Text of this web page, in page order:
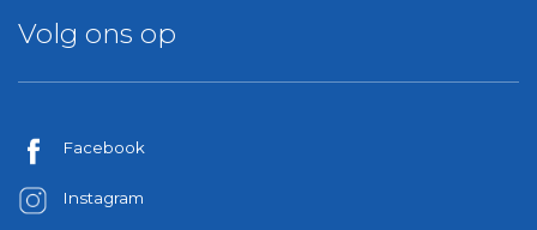
Volg ons op
Facebook
Instagram